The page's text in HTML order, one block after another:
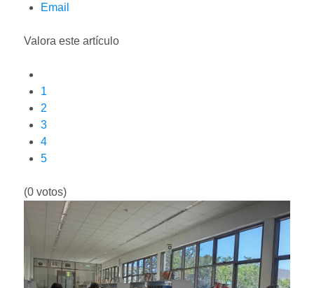
Email
Valora este artículo
1
2
3
4
5
(0 votos)